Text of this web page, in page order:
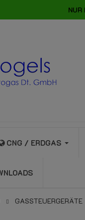
CNG / ERDGAS
GASSTEUERGERÄTE